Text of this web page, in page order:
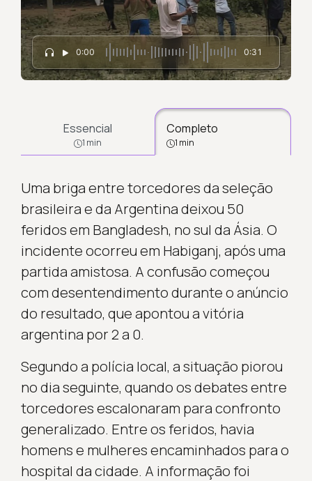
0:00 0:31
Essencial
1 min
Completo
1 min
Uma briga entre torcedores da seleção
brasileira e da Argentina deixou 50
feridos em Bangladesh, no sul da Ásia. O
incidente ocorreu em Habiganj, após uma
partida amistosa. A confusão começou
com desentendimento durante o anúncio
do resultado, que apontou a vitória
argentina por 2 a 0.
Segundo a polícia local, a situação piorou
no dia seguinte, quando os debates entre
torcedores escalonaram para confronto
generalizado. Entre os feridos, havia
homens e mulheres encaminhados para o
hospital da cidade. A informação foi